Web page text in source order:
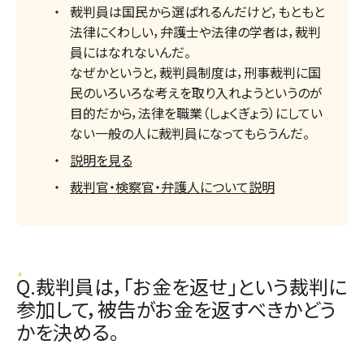
裁判員は国民から選ばれるんだけど，もともと
法律にくわしい，弁護士や法律の学者は，裁判
員にはなれないんだ。
なぜかというと，裁判員制度は，刑事裁判に国
民のいろいろな考えを取り入れようというのが
目的だから，法律を職業（しょくぎょう）にしてい
ない一般の人に裁判員になってもらうんだ。
説明を見る
裁判官・検察官・弁護人について説明
Q.裁判員は，「お金を返せ」という裁判に
参加して，被告がお金を返すべきかどう
かを決める。